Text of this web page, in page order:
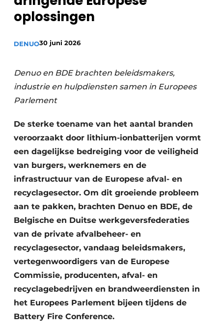
recyclingstroom in België
Vacature aanmelden
Vacatures
Safety First
Recyclinginstallaties
Detectieapparatuur
Persen
Stofbeheersing
Uitrustingsstukken
Transportbanden
Zeven & Brekers
Bedrijfsafval
Bouw & Sloopafval
Elektronisch Afval
oplossingen
DENUO30 juni 2026
Denuo en BDE brachten beleidsmakers,
industrie en hulpdiensten samen in Europees
Parlement
De sterke toename van het aantal branden
veroorzaakt door lithium-ionbatterijen vormt
een dagelijkse bedreiging voor de veiligheid
van burgers, werknemers en de
infrastructuur van de Europese afval- en
recyclagesector. Om dit groeiende probleem
aan te pakken, brachten Denuo en BDE, de
Belgische en Duitse werkgeversfederaties
van de private afvalbeheer- en
recyclagesector, vandaag beleidsmakers,
vertegenwoordigers van de Europese
Commissie, producenten, afval- en
recyclagebedrijven en brandweerdiensten in
het Europees Parlement bijeen tijdens de
Battery Fire Conference.